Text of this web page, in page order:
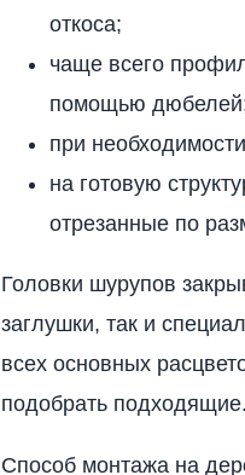
откоса;
чаще всего
помощью
при
на готовую
отрезанные по
Головки шурупов
заглушки, так и
всех основных
подобрать
Способ монтажа на